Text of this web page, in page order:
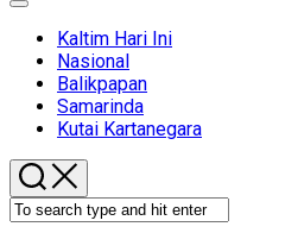
Expand
Kaltim Hari Ini
Current
Page
Parent
Nasional
Balikpapan
Samarinda
Kutai Kartanegara